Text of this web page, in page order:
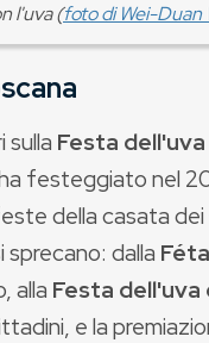
l'uva (foto di Wei-Duan
sulla Festa
festeggiato nel
della casata
dalla
alla Festa dell'uva
e la